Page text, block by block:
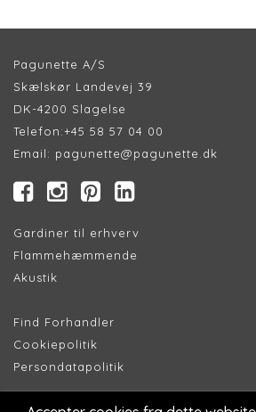
Pagunette A/S
Skælskør Landevej 39
DK-4200 Slagelse
Telefon:+45 58 57 04 00
Email: pagunette@pagunette.dk
Gardiner til erhverv
Flammehæmmende
Akustik
Find Forhandler
Cookiepolitik
Persondatapolitik